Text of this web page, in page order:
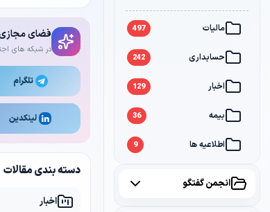
مالیات 497
حسابداری 242
اخبار 129
بیمه 36
اطلاعیه ها 9
انجمن گفتگو
فضای
در شبکه های
تلگرام
لینکدین
دسته بندی مقالات
اخبار